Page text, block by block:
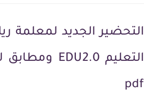
التحضير الجديد لمعلمة
pdf